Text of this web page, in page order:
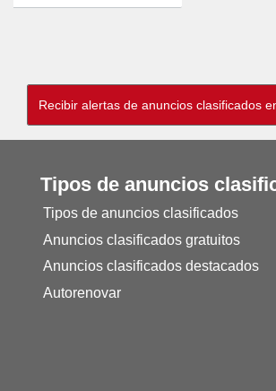
Tipos de anuncios
Tipos de anuncios clasificados
Anuncios clasificados gratuitos
Anuncios clasificados destacados
Autorenovar